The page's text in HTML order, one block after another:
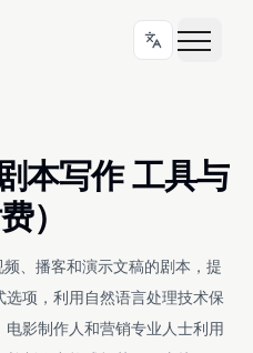
本写作 工具与
）
、播客和演示文稿的剧本，提
项，利用自然语言处理技术保
影制作人和营销专业人士利用